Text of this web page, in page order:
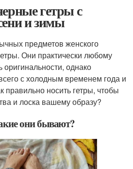
гетры с
и зимы
предметов женского
Они практически любому
оригинальности, однако
с холодным временем года и
носить гетры, чтобы
и лоска вашему образу?
они бывают?